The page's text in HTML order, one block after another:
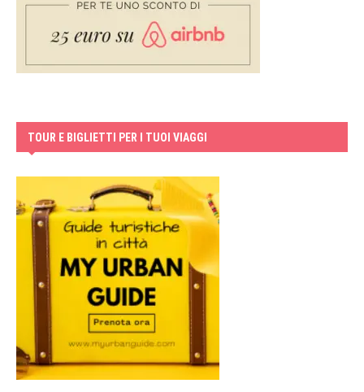
TOUR E BIGLIETTI PER I TUOI VIAGGI